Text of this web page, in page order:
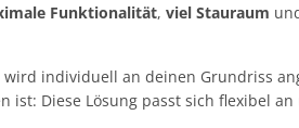
Funktionalität,viel Stauraum
individuell an deinen Grundriss
ist: Diese Lösung passt sich flexibel